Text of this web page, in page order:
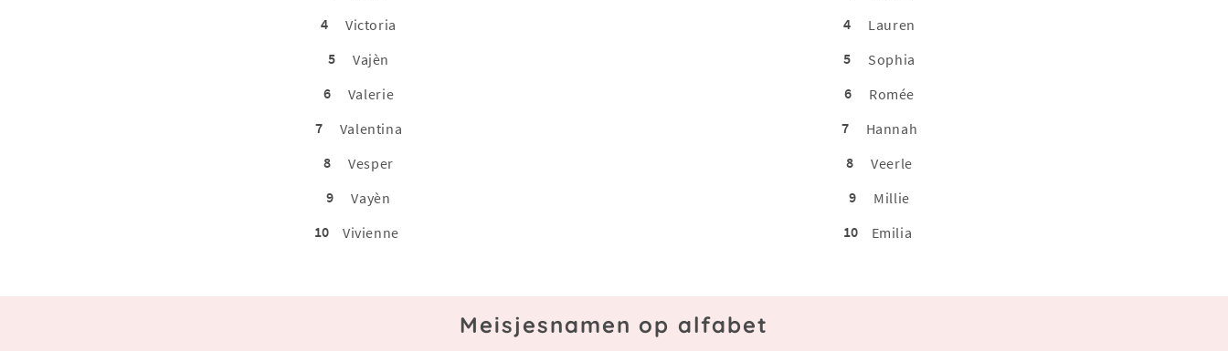
4
Victoria
5
Vajèn
6
Valerie
7
Valentina
8
Vesper
9
Vayèn
10
Vivienne
4
Lauren
5
Sophia
6
Romée
7
Hannah
8
Veerle
9
Millie
10
Emilia
Meisjesnamen op alfabet